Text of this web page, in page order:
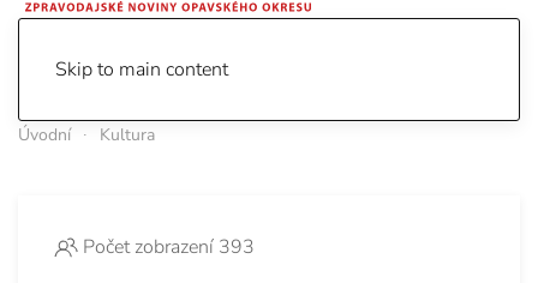
Skip to main content
Úvodní Kultura
Počet zobrazení 393